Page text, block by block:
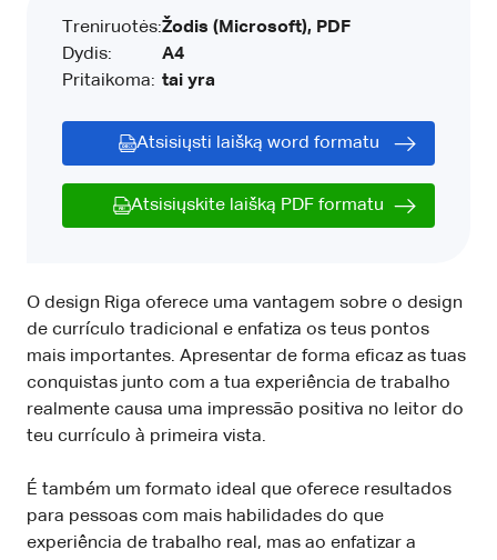
Treniruotės:
Dydis:
Pritaikoma:
Žodis (Microsoft), PDF
A4
tai yra
Atsisiųsti laišką word formatu
Atsisiųskite laišką PDF formatu
O design Riga oferece uma vantagem sobre o design
de currículo tradicional e enfatiza os teus pontos
mais importantes. Apresentar de forma eficaz as tuas
conquistas junto com a tua experiência de trabalho
realmente causa uma impressão positiva no leitor do
teu currículo à primeira vista.
É também um formato ideal que oferece resultados
para pessoas com mais habilidades do que
experiência de trabalho real, mas ao enfatizar a